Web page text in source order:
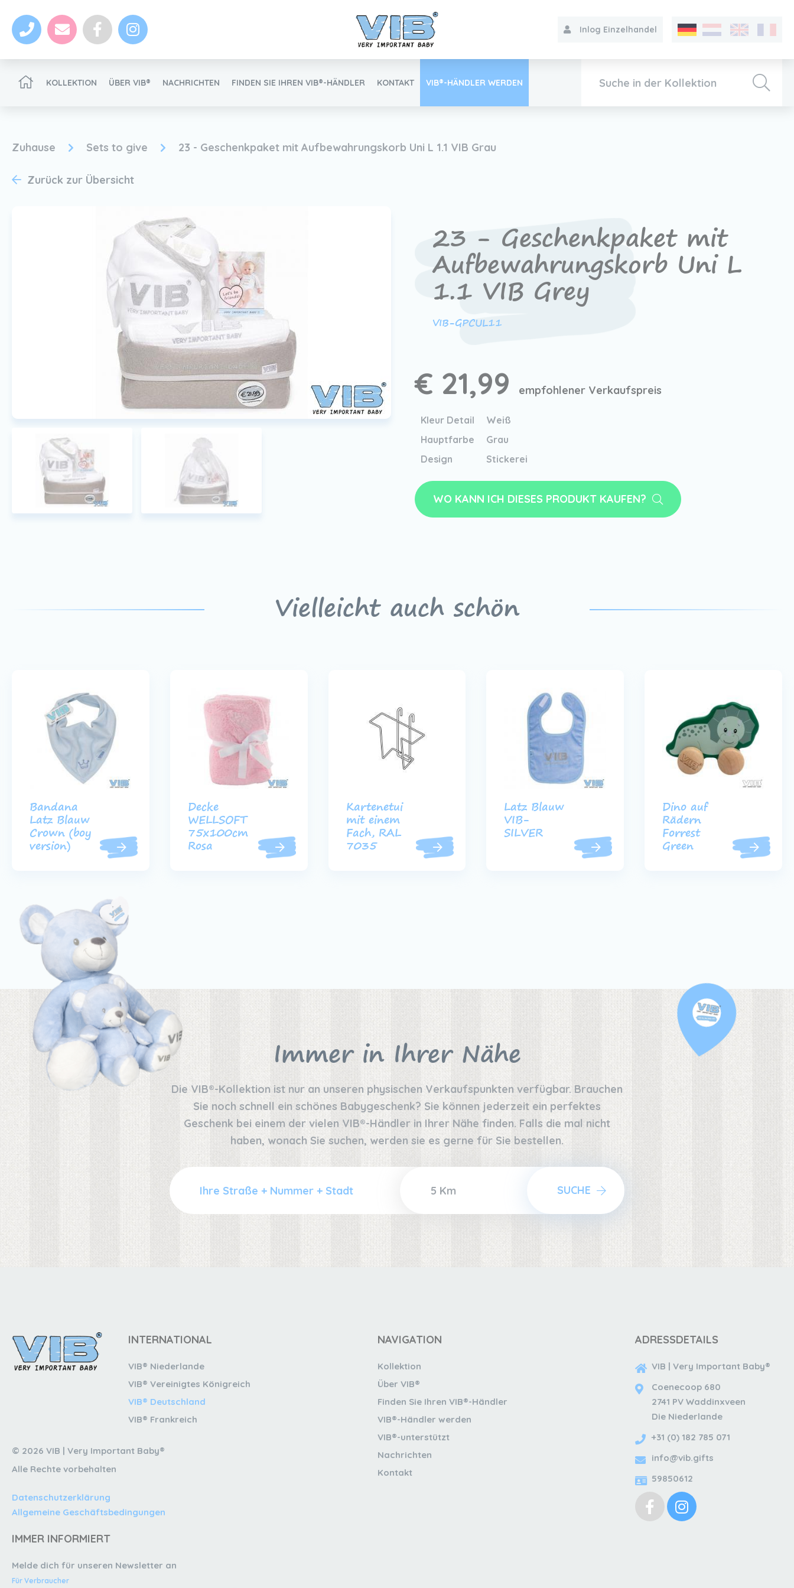
Inlog Einzelhandel
VIB®-Händler werden Inlog Einzelhandel
KOLLEKTION ÜBER VIB® NACHRICHTEN FINDEN SIE IHREN VIB®-HÄNDLER KONTAKT VIB®-HÄNDLER WERDEN
Zuhause Sets to give 23 - Geschenkpaket mit Aufbewahrungskorb Uni L 1.1 VIB Grau
Zurück zur Übersicht
23 - Geschenkpaket mit
Aufbewahrungskorb Uni L
1.1 VIB Grey
VIB-GPCUL11
€ 21,99 empfohlener Verkaufspreis
Kleur Detail
Weiß
Hauptfarbe
Grau
Design
Stickerei
WO KANN ICH DIESES PRODUKT KAUFEN?
Vielleicht auch schön
Bandana
Latz Blauw
Crown (boy
version)
Decke
WELLSOFT
75x100cm
Rosa
Kartenetui
mit einem
Fach, RAL
7035
Latz Blauw
VIB-
SILVER
Dino auf
Rädern
Forrest
Green
Immer in Ihrer Nähe
Die VIB®-Kollektion ist nur an unseren physischen Verkaufspunkten verfügbar. Brauchen
Sie noch schnell ein schönes Babygeschenk? Sie können jederzeit ein perfektes
Geschenk bei einem der vielen VIB®-Händler in Ihrer Nähe finden. Falls die mal nicht
haben, wonach Sie suchen, werden sie es gerne für Sie bestellen.
SUCHE
INTERNATIONAL
VIB® Niederlande
VIB® Vereinigtes Königreich
VIB® Deutschland
VIB® Frankreich
© 2026 VIB | Very Important Baby®
Alle Rechte vorbehalten
Datenschutzerklärung
Allgemeine Geschäftsbedingungen
NAVIGATION
Kollektion
Über VIB®
Finden Sie Ihren VIB®-Händler
VIB®-Händler werden
VIB®-unterstützt
Nachrichten
Kontakt
ADRESSDETAILS
VIB | Very Important Baby®
Coenecoop 680
2741 PV Waddinxveen
Die Niederlande
+31 (0) 182 785 071
info@vib.gifts
59850612
IMMER INFORMIERT
Melde dich für unseren Newsletter an
Für Verbraucher